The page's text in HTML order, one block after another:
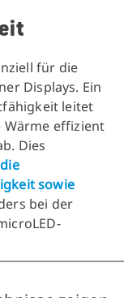
für die
Displays. Ein
leitet
Wärme effizient
Dies
sowie
bei der